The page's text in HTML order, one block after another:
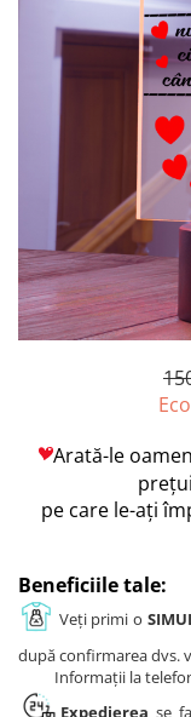
Arată-le
pe care le-ați
Beneficiile tale:
Veți primi o
după confirmarea dvs.
Informații la
Expedierea se